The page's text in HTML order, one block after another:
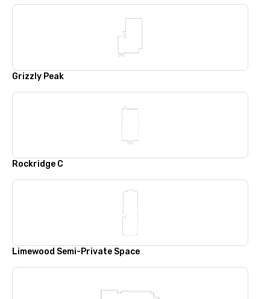
Grizzly Peak
Rockridge C
Limewood Semi-Private Space